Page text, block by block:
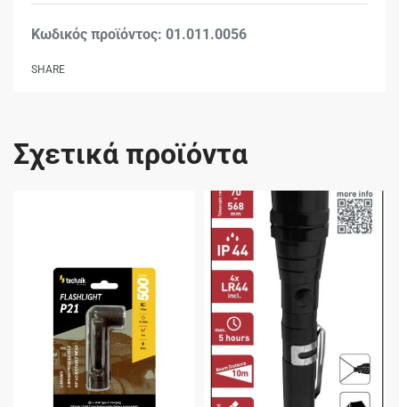
01.011.0056
SHARE
Σχετικά προϊόντα